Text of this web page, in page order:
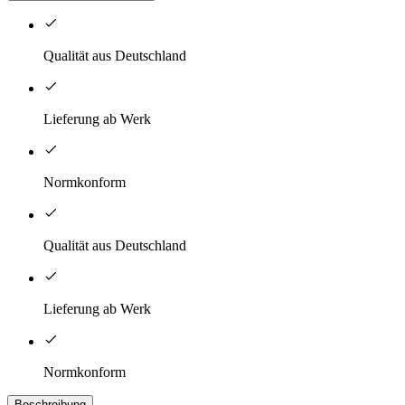
Qualität aus Deutschland
Lieferung ab Werk
Normkonform
Qualität aus Deutschland
Lieferung ab Werk
Normkonform